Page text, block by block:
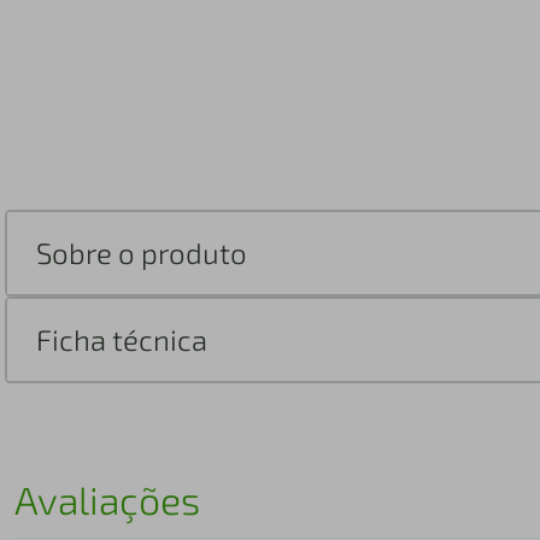
Sobre o produto
Ficha técnica
Avaliações